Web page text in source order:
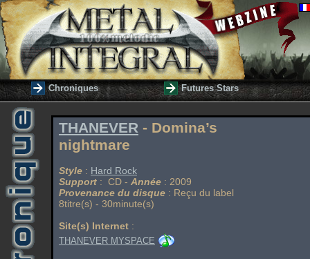
Chroniques Futures Stars
THANEVER - Domina’s
nightmare
Style : Hard Rock
Support : CD - Année : 2009
Provenance du disque : Reçu du label
8titre(s) - 30minute(s)
Site(s) Internet :
THANEVER MYSPACE